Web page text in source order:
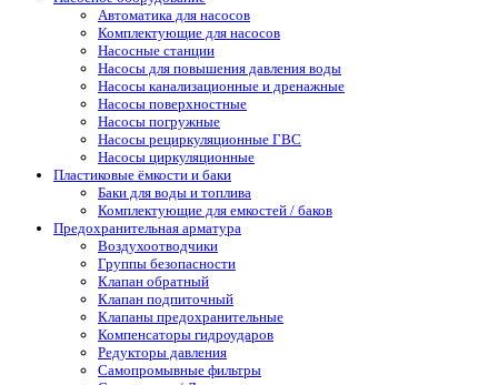
Автоматика для насосов
Комплектующие для насосов
Насосные станции
Насосы для повышения давления воды
Насосы канализационные и дренажные
Насосы поверхностные
Насосы погружные
Насосы рециркуляционные ГВС
Насосы циркуляционные
Пластиковые ёмкости и баки
Баки для воды и топлива
Комплектующие для емкостей / баков
Предохранительная арматура
Воздухоотводчики
Группы безопасности
Клапан обратный
Клапан подпиточный
Клапаны предохранительные
Компенсаторы гидроударов
Редукторы давления
Самопромывные фильтры